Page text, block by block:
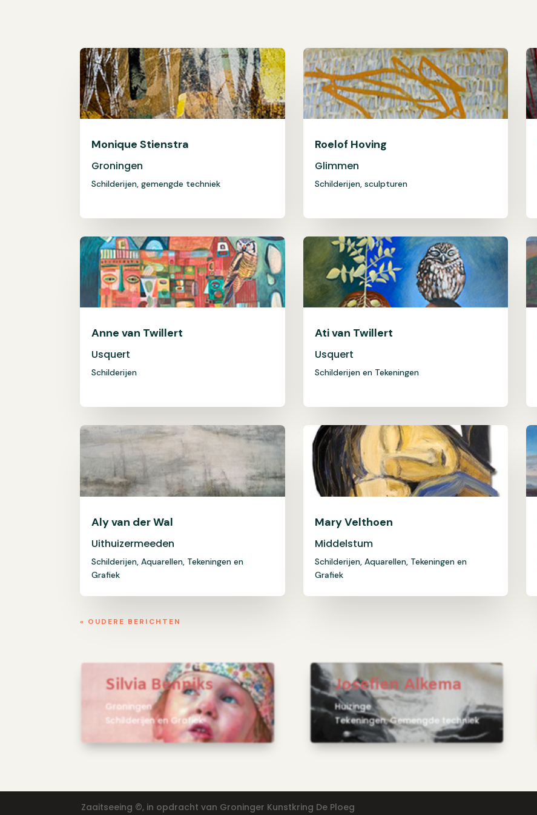
Monique Stienstra
Groningen
Schilderijen, gemengde techniek
Roelof Hoving
Glimmen
Schilderijen, sculpturen
Anne van Twillert
Usquert
Schilderijen
Ati van Twillert
Usquert
Schilderijen en Tekeningen
Aly van der Wal
Uithuizermeeden
Schilderijen, Aquarellen, Tekeningen en
Grafiek
Mary Velthoen
Middelstum
Schilderijen, Aquarellen, Tekeningen en
Grafiek
« OUDERE BERICHTEN
Silvia Benniks
Groningen
Schilderijen en Grafiek
Josefien Alkema
Huizinge
Tekeningen, Gemengde techniek
Zaaitseeing ©️, in opdracht van Groninger Kunstkring De Ploeg